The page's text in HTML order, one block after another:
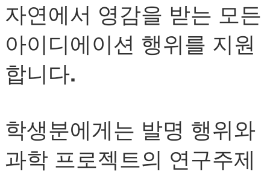
자연에서 영감을 받는 모든
아이디에이션 행위를 지원
합니다.
학생분에게는 발명 행위와
과학 프로젝트의 연구주제